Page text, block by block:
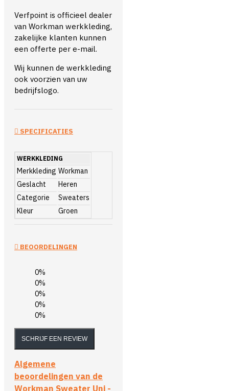
Verfpoint is officieel dealer
van Workman werkkleding,
zakelijke klanten kunnen
een offerte per e-mail.
Wij kunnen de werkkleding
ook voorzien van uw
bedrijfslogo.
SPECIFICATIES
WERKKLEDING
Merkkleding Workman
Geslacht
Heren
Categorie
Sweaters
Kleur
Groen
BEOORDELINGEN
0%
0%
0%
0%
0%
SCHRIJF EEN REVIEW
Algemene
beoordelingen van de
Workman Sweater Uni -